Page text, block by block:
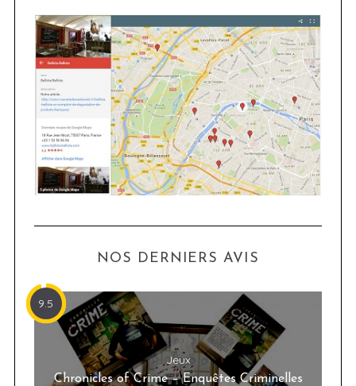
NOS DERNIERS AVIS
9.5
Jeux
Chronicles of Crime – Enquêtes Criminelles